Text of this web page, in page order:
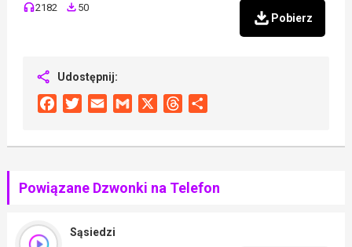
2182 50
Pobierz
Udostępnij:
FacebookTwitterEmail Gmail Threads
Powiązane Dzwonki na Telefon
Sąsiedzi